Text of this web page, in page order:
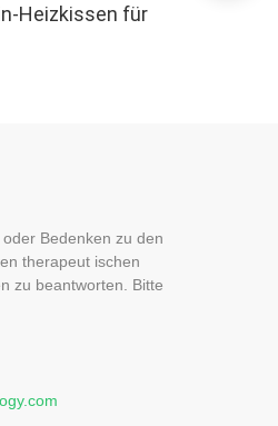
Heizkissen für
Bedenken zu den
therapeut ischen
zu beantworten. Bitte